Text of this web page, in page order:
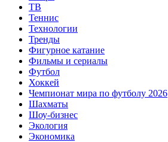
ТВ
Теннис
Технологии
Тренды
Фигурное катание
Фильмы и сериалы
Футбол
Хоккей
Чемпионат мира по футболу 2026
Шахматы
Шоу-бизнес
Экология
Экономика